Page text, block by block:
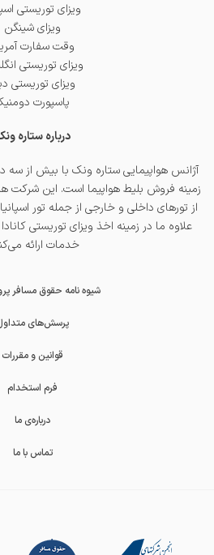
ویزای توریستی
ویزای شینگن
وقت سفارت
ویزای توریستی
ویزای توریستی
پاسپورت
درباره ستاره
آژانس هواپیمایی ستاره ونک با بیش از سه
زمینه فروش بلیط هواپیما است. این
از تورهای داخلی و خارجی از جمله تور اسپانیا
علاوه ما در زمینه اخذ ویزای توریستی کانادا
خدمات ارائه
شیوه نامه حقوق مسافر
پرسش‌های
قوانین و مقررات
فرم استخدام
درباره‌ی ما
تماس با ما